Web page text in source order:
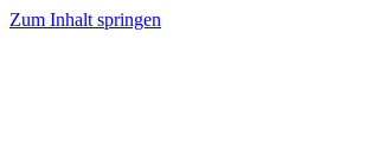
Zum Inhalt springen